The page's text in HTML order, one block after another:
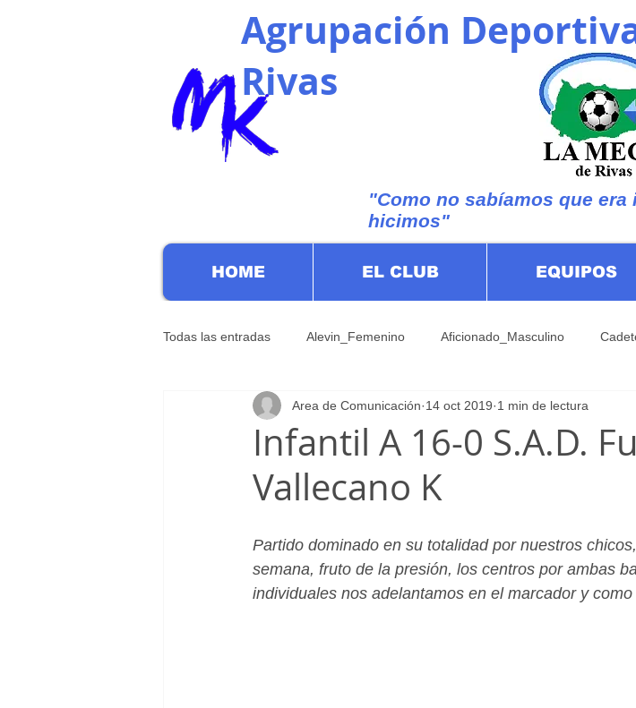
Agrupación
Rivas
"Como no sabíamos que era
hicimos"
HOME EL CLUB EQUIPOS
Todas las entradas Alevin_Femenino Aficionado_Masculino
Infantil_Femenino Patrocinadores Juvenil_Femenino
Cadete_Masculino Club Juvenil_Masculino
Infantil A 16-0 S.A.D.
Vallecano K
Area de Comunicación 14 oct 2019 1 min de lectura
Partido dominado en su totalidad por nuestros
semana, fruto de la presión, los centros por ambas
individuales nos adelantamos en el marcador y